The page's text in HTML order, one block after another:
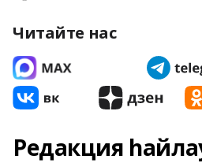
Читайте нас
Редакция